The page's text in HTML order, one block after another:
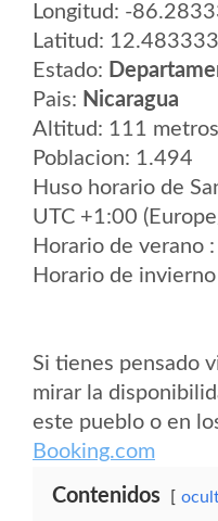
Longitud: -
Latitud:
Estado:
Pais: Nicaragua
Altitud: 111
Poblacion: 1.494
Huso horario de
UTC +1:00
Horario de verano
Horario de
Si tienes pensado
mirar la
este pueblo o en
Booking.com
Contenidos